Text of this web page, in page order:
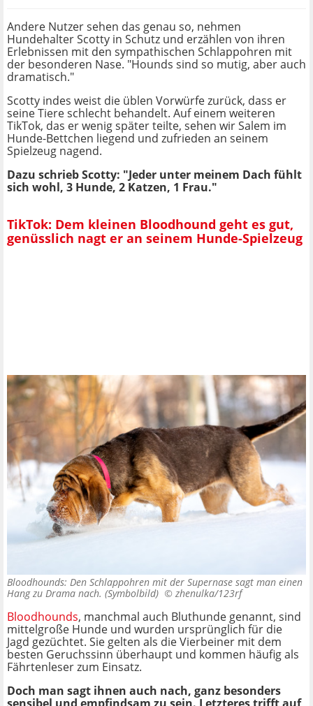
Andere Nutzer sehen das genau so, nehmen
Hundehalter Scotty in Schutz und erzählen von ihren
Erlebnissen mit den sympathischen Schlappohren mit
der besonderen Nase. "Hounds sind so mutig, aber auch
dramatisch."
Scotty indes weist die üblen Vorwürfe zurück, dass er
seine Tiere schlecht behandelt. Auf einem weiteren
TikTok, das er wenig später teilte, sehen wir Salem im
Hunde-Bettchen liegend und zufrieden an seinem
Spielzeug nagend.
Dazu schrieb Scotty: "Jeder unter meinem Dach fühlt
sich wohl, 3 Hunde, 2 Katzen, 1 Frau."
TikTok: Dem kleinen Bloodhound geht es gut,
genüsslich nagt er an seinem Hunde-Spielzeug
Bloodhounds: Den Schlappohren mit der Supernase sagt man einen
Hang zu Drama nach. (Symbolbild) © zhenulka/123rf
Bloodhounds, manchmal auch Bluthunde genannt, sind
mittelgroße Hunde und wurden ursprünglich für die
Jagd gezüchtet. Sie gelten als die Vierbeiner mit dem
besten Geruchssinn überhaupt und kommen häufig als
Fährtenleser zum Einsatz.
Doch man sagt ihnen auch nach, ganz besonders